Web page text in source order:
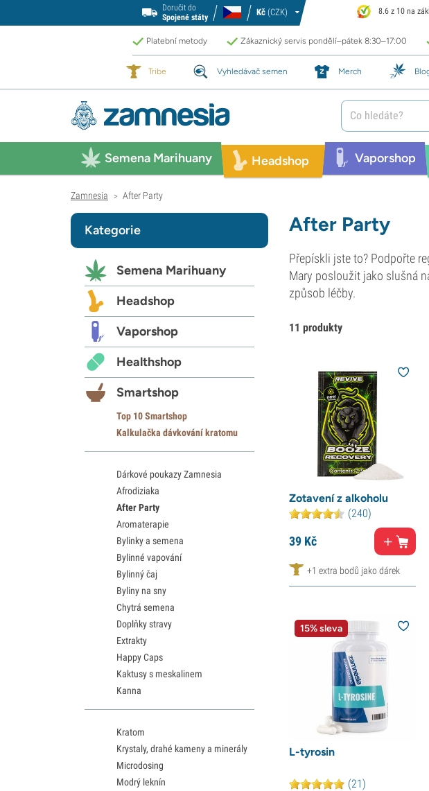
Doručit do
Spojené státy
Kč (CZK) 8.6 z 10 na
Platební metody Zákaznický servis pondělí–pátek 8:30–17:00
Tribe Vyhledávač semen Merch
Semena Marihuany Headshop Vaporshop
Zamnesia > After Party
After Party
Přepískli jste to? Podpořte
Mary posloužit jako slušná
způsob léčby.
11 produkty
Zotavení z alkoholu
(240)
39 Kč
+1 extra bodů jako dárek
15% sleva
L-tyrosin
(21)
Kategorie
Semena Marihuany
Headshop
Vaporshop
Healthshop
Smartshop
Top 10 Smartshop
Kalkulačka dávkování kratomu
Dárkové poukazy Zamnesia
Afrodiziaka
After Party
Aromaterapie
Bylinky a semena
Bylinné vapování
Bylinný čaj
Byliny na sny
Chytrá semena
Doplňky stravy
Extrakty
Happy Caps
Kaktusy s meskalinem
Kanna
Kratom
Krystaly, drahé kameny a minerály
Microdosing
Modrý leknín